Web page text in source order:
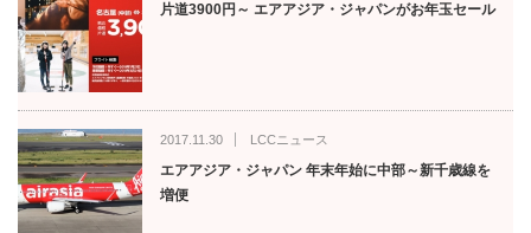
片道3900円～ エアアジア・ジャパンがお年玉セール
2017.11.30 LCCニュース
エアアジア・ジャパン 年末年始に中部～新千歳線を
増便